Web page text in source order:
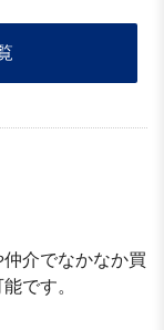
介でなかなか買
です。